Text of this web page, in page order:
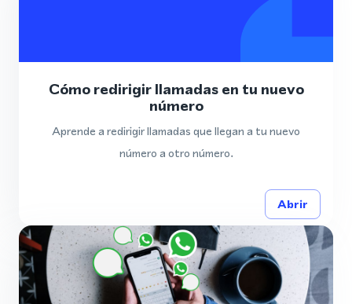
Cómo redirigir llamadas en tu nuevo
número
Aprende a redirigir llamadas que llegan a tu nuevo
número a otro número.
Abrir